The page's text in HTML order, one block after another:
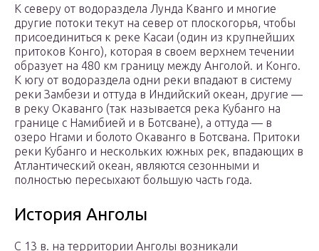
К северу от водораздела Лунда Кванго и многие
другие потоки текут на север от плоскогорья, чтобы
присоединиться к реке Касаи (один из крупнейших
притоков Конго), которая в своем верхнем течении
образует на 480 км границу между Анголой. и Конго.
К югу от водораздела одни реки впадают в систему
реки Замбези и оттуда в Индийский океан, другие —
в реку Окаванго (так называется река Кубанго на
границе с Намибией и в Ботсване), а оттуда — в
озеро Нгами и болото Окаванго в Ботсвана. Притоки
реки Кубанго и нескольких южных рек, впадающих в
Атлантический океан, являются сезонными и
полностью пересыхают большую часть года.
История Анголы
С 13 в. на территории Анголы возникали